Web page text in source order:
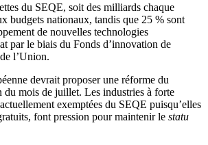
du SEQE, soit des milliards chaque
budgets nationaux, tandis que 25 % sont
de nouvelles technologies
par le biais du Fonds d’innovation de
l’Union.
devrait proposer une réforme du
du mois de juillet. Les industries à forte
exemptées du SEQE puisqu’elles
font pression pour maintenir le statu